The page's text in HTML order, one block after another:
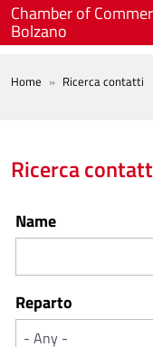
Skip to main content
Chamber of
Bolzano
BREADCRUMB
Home Ricerca contatti
Ricerca
Name
Reparto